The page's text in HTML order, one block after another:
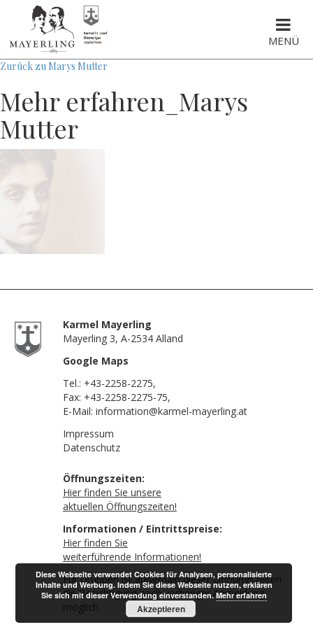
MENÜ
Zurück zu Marys Mutter
Mehr erfahren_Marys
Mutter
Karmel Mayerling
Mayerling 3, A-2534 Alland
Google Maps
Tel.: +43-2258-2275,
Fax: +43-2258-2275-75,
E-Mail: information@karmel-mayerling.at
Impressum
Datenschutz
Öffnungszeiten:
Hier finden Sie unsere
aktuellen Öffnungszeiten!
Informationen / Eintrittspreise:
Hier finden Sie
weiterführende Informationen!
Für Gruppen ist außerhalb dieser Öffnungszeiten
die Besichtigung nach vorheriger Anmeldung
möglich.
Diese Webseite verwendet Cookies für Analysen, personalisierte
Inhalte und Werbung. Indem Sie diese Webseite nutzen, erklären
Sie sich mit dieser Verwendung einverstanden.Mehr erfahren
Akzeptieren